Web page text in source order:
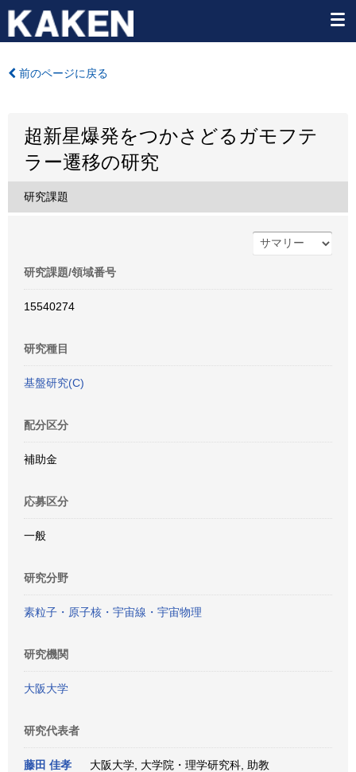
前のページに戻る
超新星爆発をつかさどるガモフテ
ラー遷移の研究
研究課題
研究課題/領域番号
15540274
研究種目
基盤研究(C)
配分区分
補助金
応募区分
一般
研究分野
素粒子・原子核・宇宙線・宇宙物理
研究機関
大阪大学
研究代表者
藤田 佳孝
大阪大学, 大学院・理学研究科, 助教